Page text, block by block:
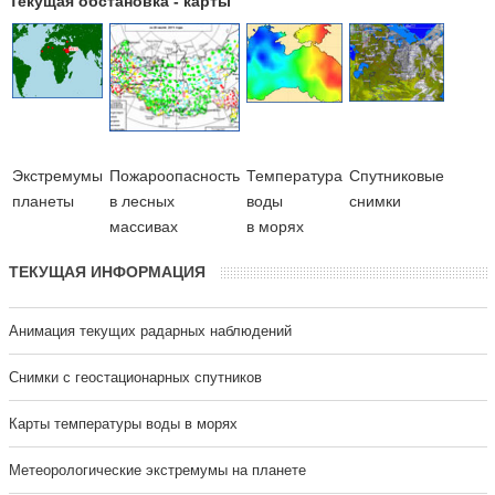
Экстремумы
планеты
Пожароопасность
в лесных
массивах
Температура
воды
в морях
Cпутниковые
снимки
ТЕКУЩАЯ ИНФОРМАЦИЯ
Анимация текущих радарных наблюдений
Cнимки с геостационарных спутников
Карты температуры воды в морях
Метеорологические экстремумы на планете